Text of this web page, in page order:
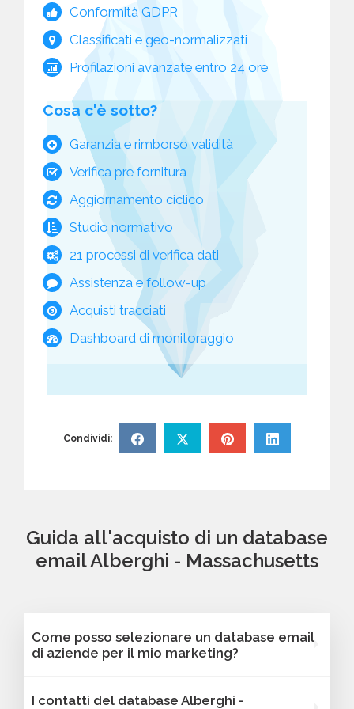
Conformità GDPR
Classificati e geo-normalizzati
Profilazioni avanzate entro 24 ore
Cosa c'è sotto?
Garanzia e rimborso validità
Verifica pre fornitura
Aggiornamento ciclico
Studio normativo
21 processi di verifica dati
Assistenza e follow-up
Acquisti tracciati
Dashboard di monitoraggio
Condividi:
Guida all'acquisto di un database
email Alberghi - Massachusetts
Come posso selezionare un database email
di aziende per il mio marketing?
nostra piattaforma Bancomail. Troverai
I contatti del database Alberghi -